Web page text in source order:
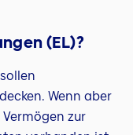
(EL)?
Wenn aber
zur